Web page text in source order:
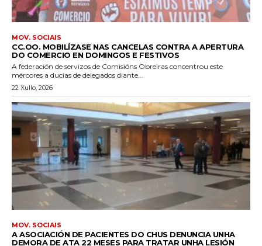
MOV. SOCIAIS
CC.OO. MOBILÍZASE NAS CANCELAS CONTRA A APERTURA
DO COMERCIO EN DOMINGOS E FESTIVOS
A federación de servizos de Comisións Obreiras concentrou este
mércores a ducias de delegados diante...
22 Xullo, 2026
MOV. SOCIAIS
A ASOCIACIÓN DE PACIENTES DO CHUS DENUNCIA UNHA
DEMORA DE ATA 22 MESES PARA TRATAR UNHA LESIÓN